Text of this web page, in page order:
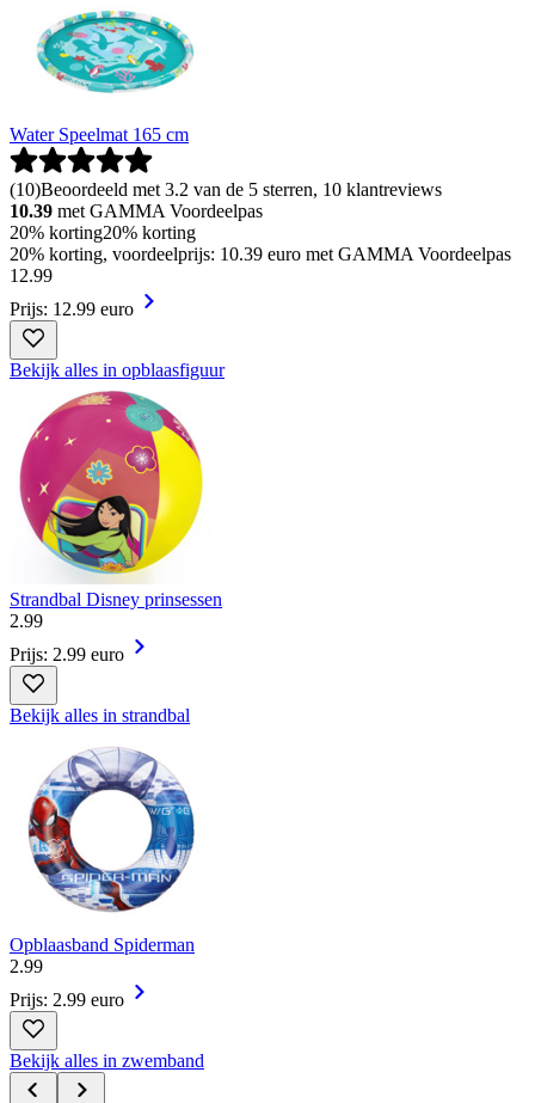
Water Speelmat 165 cm
(10)Beoordeeld met 3.2 van de 5 sterren, 10 klantreviews
10.39 met GAMMA Voordeelpas
20% korting20% korting
20% korting, voordeelprijs: 10.39 euro met GAMMA Voordeelpas
12.99
Prijs: 12.99 euro
Bekijk alles in opblaasfiguur
Strandbal Disney prinsessen
2.99
Prijs: 2.99 euro
Bekijk alles in strandbal
Opblaasband Spiderman
2.99
Prijs: 2.99 euro
Bekijk alles in zwemband